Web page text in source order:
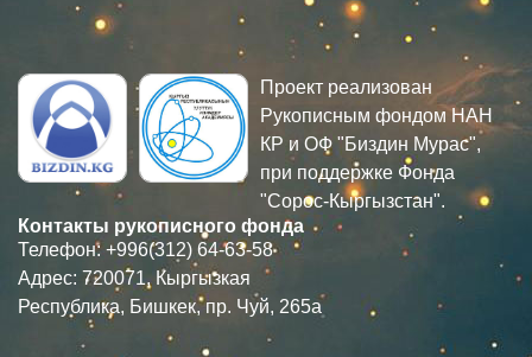
Проект реализован
Рукописным фондом НАН
КР и ОФ "Биздин Мурас",
при поддержке Фонда
"Сорос-Кыргызстан".
Контакты рукописного фонда
Телефон: +996(312) 64-63-58
Адрес: 720071, Кыргызкая
Республика, Бишкек, пр. Чуй, 265а